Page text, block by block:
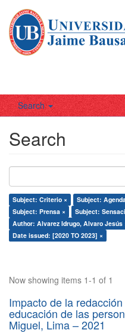
Search
Search
Subject: Criterio × Subject:
Subject: Prensa ×
Subject:
Author: Alvarez Idrugo, Alvaro Jesús
Date issued: [2020 TO 2023] ×
Now showing items 1-1 of 1
Impacto de la
educación de las
Miguel, Lima – 2021